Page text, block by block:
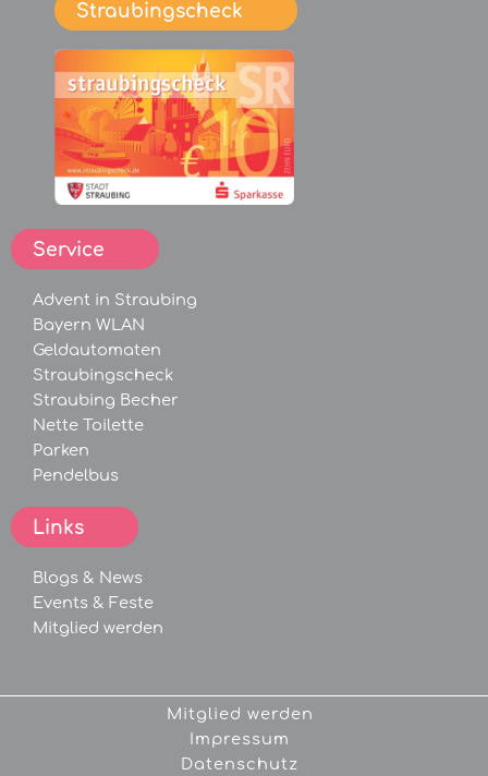
Straubingscheck
Service
Advent in Straubing
Bayern WLAN
Geldautomaten
Straubingscheck
Straubing Becher
Nette Toilette
Parken
Pendelbus
Links
Blogs & News
Events & Feste
Mitglied werden
Mitglied werden
Impressum
Datenschutz